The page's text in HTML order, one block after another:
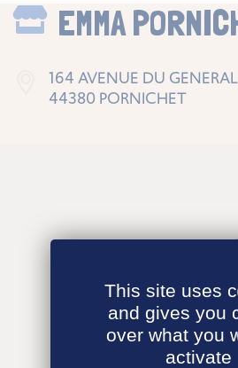
EMMA
164 AVENUE DU
44380 PORNICHET
This site uses
and gives you
over what you
activate